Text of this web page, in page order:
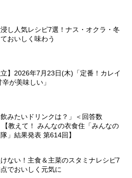
し人気レシピ7選！ナス・オクラ・冬
おいしく味わう
立】2026年7月23日(木)「定番！カレイ
が美味しい」
飲みたいドリンクは？」＜回答数
教えて！ みんなの衣食住「みんなの
」結果発表 第614回】
ない！主食＆主菜のスタミナレシピ7
でおいしく元気に